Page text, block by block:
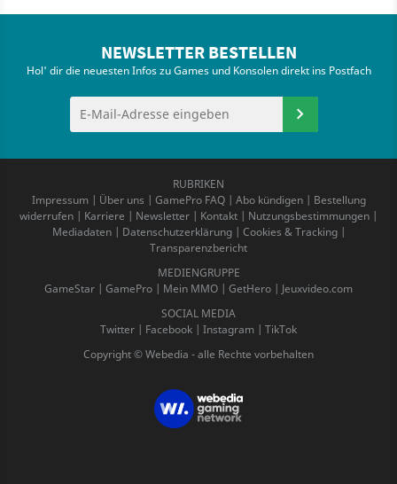
NEWSLETTER BESTELLEN
Hol' dir die neuesten Infos zu Games und Konsolen direkt ins Postfach
RUBRIKEN
Impressum| Über uns | GamePro FAQ| Abo kündigen| Bestellung
widerrufen | Karriere | Newsletter | Kontakt | Nutzungsbestimmungen |
Mediadaten| Datenschutzerklärung| Cookies & Tracking|
Transparenzbericht
MEDIENGRUPPE
GameStar | GamePro | Mein MMO | GetHero | Jeuxvideo.com
SOCIAL MEDIA
Twitter | Facebook | Instagram | TikTok
Copyright © Webedia - alle Rechte vorbehalten